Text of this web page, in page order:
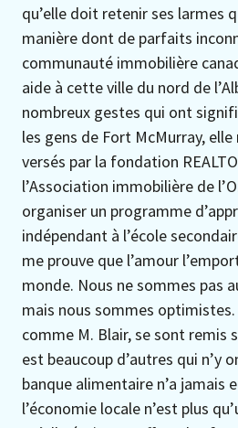
qu’elle doit retenir ses larmes
manière dont de parfaits
communauté immobilière
aide à cette ville du nord de
nombreux gestes qui ont
les gens de Fort McMurray,
versés par la fondation
l’Association immobilière de
organiser un programme
indépendant à l’école
me prouve que l’amour
monde. Nous ne sommes pas
mais nous sommes
comme M. Blair, se sont remis
est beaucoup d’autres qui n’y
banque alimentaire n’a jamais
l’économie locale n’est plus